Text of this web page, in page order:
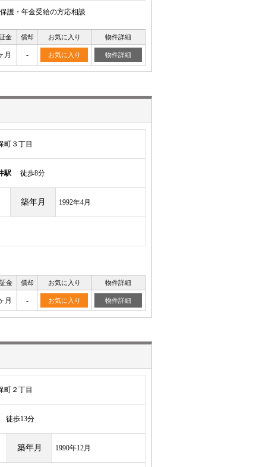
護・年金受給の方応相談
金 償却 お気に入り 物件詳細
月 - お気に入り 物件詳細
町３丁目
駅 徒歩8分
築年月 1992年4月
金 償却 お気に入り 物件詳細
月 - お気に入り 物件詳細
町２丁目
徒歩13分
築年月 1990年12月